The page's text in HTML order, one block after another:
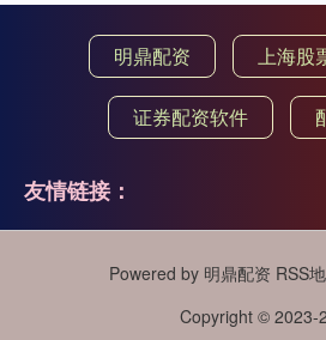
明鼎配资 上海股
证券配资软件
友情链接：
Powered by 明鼎配资 RSS
Copyright © 2023-